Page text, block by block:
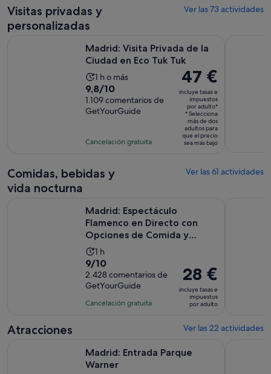
de
11 horas
comentarios
por
Visitas privadas y
personalizadas
Ver las 73 actividades
Madrid: Visita Privada de la
Ciudad en Eco Tuk Tuk
La
duración
de
la
es
1 h o más
9.8
sobre
10
1109
9,8/10
1.109 comentarios de
GetYourGuide
Cancelación gratuita
El
precio
es
de
47 €
por
adulto*
47 €
incluye tasas e
impuestos
por adulto*
* Selecciona
más de dos
adultos para
que el precio
sea más bajo
Comidas, bebidas y
vida nocturna
Ver las 61 actividades
Madrid: Espectáculo
Flamenco en Directo con
Opciones de Comida y
Bebida
La
duración
de
la
actividad
1 h
9.0
sobre
10
con
9/10
2.428 comentarios de
GetYourGuide
Cancelación gratuita
El
precio
es
de
por
28 €
incluye tasas e
impuestos
por adulto
Atracciones Ver las 22 actividades
Madrid: Entrada Parque
Warner